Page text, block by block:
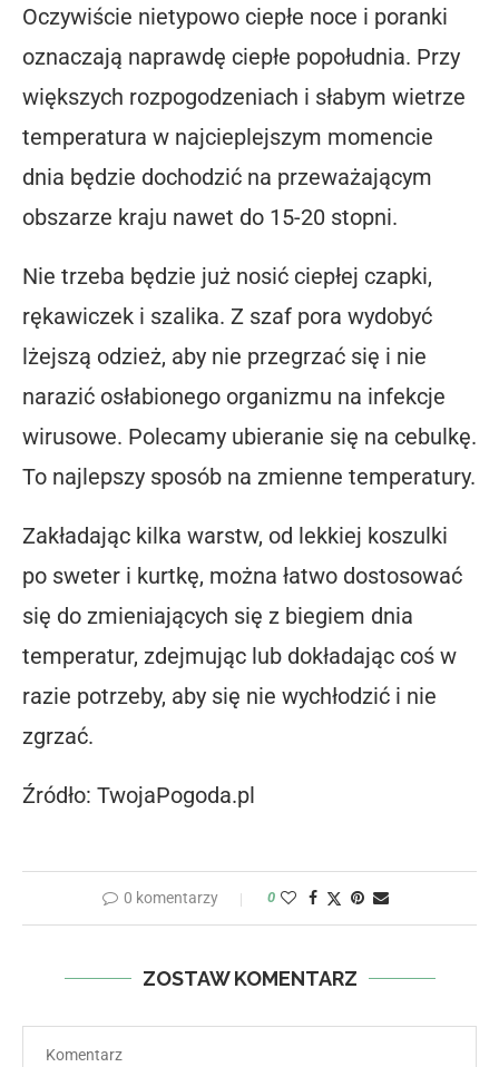
Oczywiście nietypowo ciepłe noce i poranki
oznaczają naprawdę ciepłe popołudnia. Przy
większych rozpogodzeniach i słabym wietrze
temperatura w najcieplejszym momencie
dnia będzie dochodzić na przeważającym
obszarze kraju nawet do 15-20 stopni.
Nie trzeba będzie już nosić ciepłej czapki,
rękawiczek i szalika. Z szaf pora wydobyć
lżejszą odzież, aby nie przegrzać się i nie
narazić osłabionego organizmu na infekcje
wirusowe. Polecamy ubieranie się na cebulkę.
To najlepszy sposób na zmienne temperatury.
Zakładając kilka warstw, od lekkiej koszulki
po sweter i kurtkę, można łatwo dostosować
się do zmieniających się z biegiem dnia
temperatur, zdejmując lub dokładając coś w
razie potrzeby, aby się nie wychłodzić i nie
zgrzać.
Źródło: TwojaPogoda.pl
0 komentarzy 0
ZOSTAW KOMENTARZ